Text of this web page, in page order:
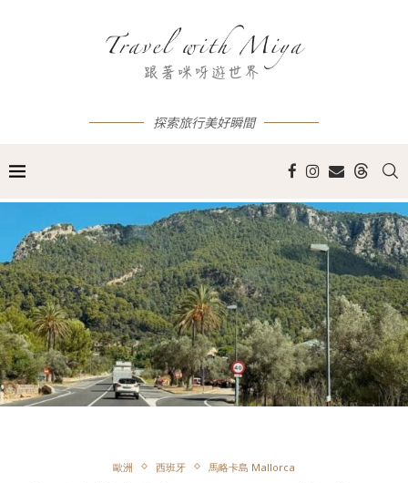
探索旅行美好瞬間
歐洲 西班牙 馬略卡島 Mallorca